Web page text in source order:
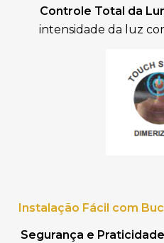
Controle Total da
intensidade da luz
Instalação Fácil com
Segurança e Praticidade